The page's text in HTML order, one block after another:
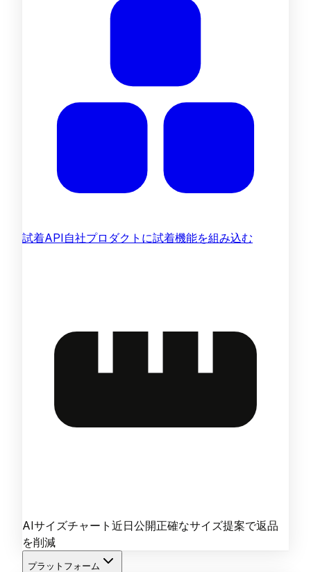
試着API自社プロダクトに試着機能を組み込む
AIサイズチャート 近日公開正確なサイズ提案で返品
を削減
プラットフォーム